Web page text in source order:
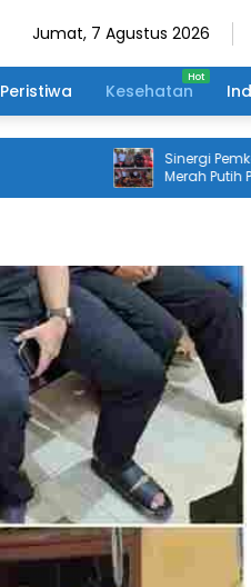
Jumat, 7 Agustus 2026
Peristiwa Kesehatan
Sinergi Pemkab
Merah Putih Presisi
Masyarakat Desa